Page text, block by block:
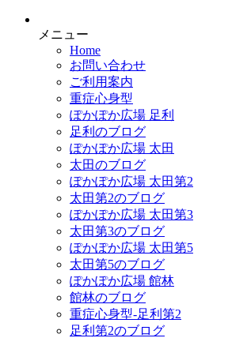
メニュー
Home
お問い合わせ
ご利用案内
重症心身型
ぽかぽか広場 足利
足利のブログ
ぽかぽか広場 太田
太田のブログ
ぽかぽか広場 太田第2
太田第2のブログ
ぽかぽか広場 太田第3
太田第3のブログ
ぽかぽか広場 太田第5
太田第5のブログ
ぽかぽか広場 館林
館林のブログ
重症心身型-足利第2
足利第2のブログ